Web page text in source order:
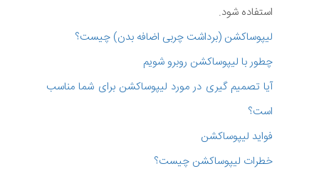
استفاده شود.
لیپوساکشن (برداشت چربی اضافه بدن) چیست؟
چطور با لیپوساکشن روبرو شویم
آیا تصمیم گیری در مورد لیپوساکشن برای شما مناسب
است؟
فواید لیپوساکشن
خطرات لیپوساکشن چیست؟